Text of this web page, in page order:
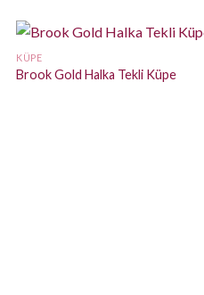
KÜPE
Brook Gold Halka Tekli Küpe